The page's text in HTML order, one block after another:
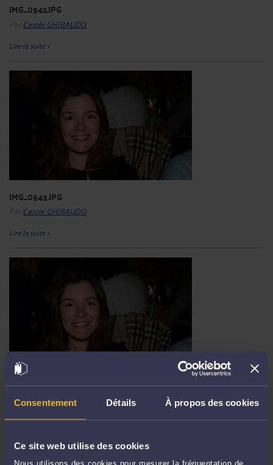
Consentement Détails À propos des cookies
Ce site web utilise des cookies
Nous utilisons des cookies pour mesurer la fréquentation de
IMG_0542.JPG
Par Carole GHIBAUDO
Lire la suite >
IMG_0543.JPG
Par Carole GHIBAUDO
Lire la suite >
IMG_0546.JPG
ParCarole GHIBAUDO
Lire la suite >